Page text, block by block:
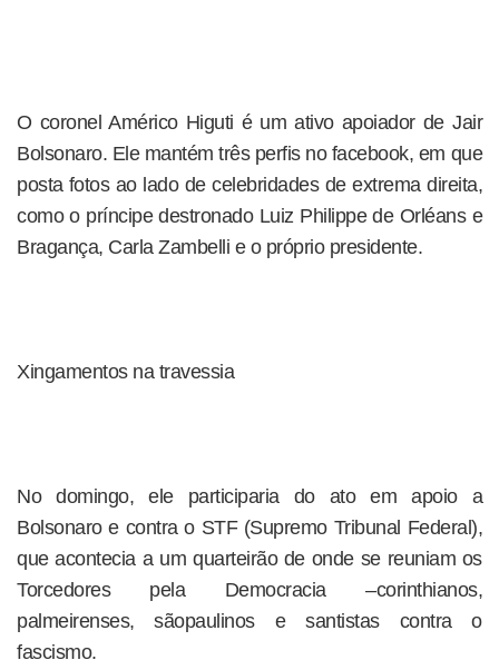
O coronel Américo Higuti é um ativo apoiador de Jair
Bolsonaro. Ele mantém três perfis no facebook, em que
posta fotos ao lado de celebridades de extrema direita,
como o príncipe destronado Luiz Philippe de Orléans e
Bragança, Carla Zambelli e o próprio presidente.
Xingamentos na travessia
No domingo, ele participaria do ato em apoio a
Bolsonaro e contra o STF (Supremo Tribunal Federal),
que acontecia a um quarteirão de onde se reuniam os
Torcedores pela Democracia –corinthianos,
palmeirenses, sãopaulinos e santistas contra o
fascismo.